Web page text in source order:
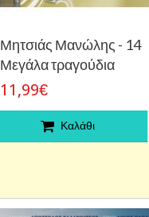
Μητσιάς Μανώλης - 14
Μεγάλα τραγούδια
11,99€
Καλάθι